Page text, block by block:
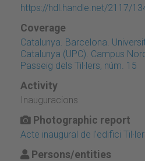
https://hdl.handle.net/2117/
Coverage
Catalunya. Barcelona.
Catalunya (UPC). Campus
Passeig dels Til·lers, núm. 15
Activity
Inauguracions
Photographic report
Acte inaugural de l'edifici
Persons/entities